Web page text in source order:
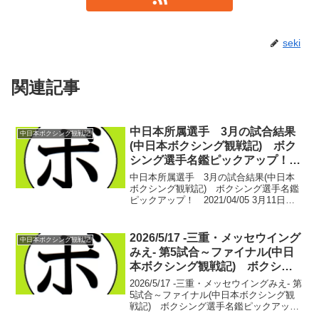
seki
関連記事
中日本ボクシング観戦記
中日本所属選手 3月の試合結果
(中日本ボクシング観戦記) ボク
シング選手名鑑ピックアップ！
2021/04/05
中日本所属選手 3月の試合結果(中日本
ボクシング観戦記) ボクシング選手名鑑
ピックアップ！ 2021/04/05 3月11日
勇心(大橋) ○ vs 澤田 春聖...
中日本ボクシング観戦記
2026/5/17 -三重・メッセウイング
みえ- 第5試合～ファイナル(中日
本ボクシング観戦記) ボクシン
グ選手名鑑ピックアップ！
2026/5/17 -三重・メッセウイングみえ- 第
5試合～ファイナル(中日本ボクシング観
戦記) ボクシング選手名鑑ピックアッ